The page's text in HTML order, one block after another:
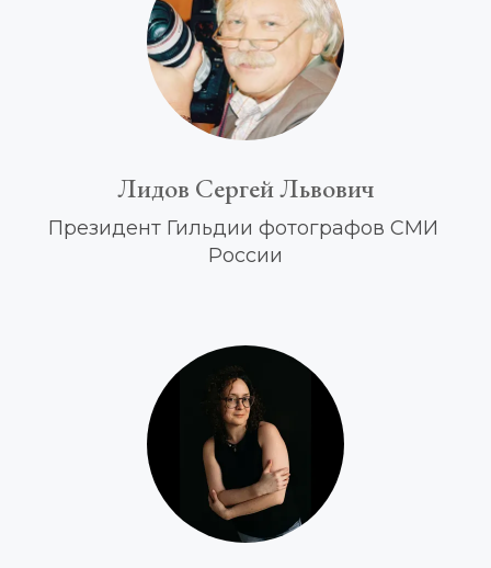
Лидов Сергей Львович
Президент Гильдии фотографов СМИ
России